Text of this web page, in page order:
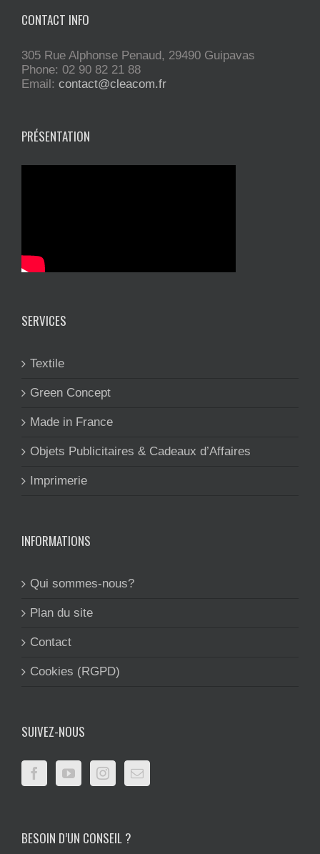
CONTACT INFO
305 Rue Alphonse Penaud, 29490 Guipavas
Phone: 02 90 82 21 88
Email: contact@cleacom.fr
PRÉSENTATION
SERVICES
Textile
Green Concept
Made in France
Objets Publicitaires & Cadeaux d’Affaires
Imprimerie
INFORMATIONS
Qui sommes-nous?
Plan du site
Contact
Cookies (RGPD)
SUIVEZ-NOUS
BESOIN D’UN CONSEIL ?